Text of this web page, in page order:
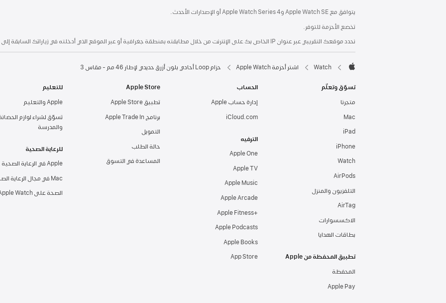
يتوافق مع Apple Watch SE وApple Watch Series 4 أو الإصدارات الأحدث.
تخضع الأحزمة للتوفر.
نحدد موقعك التقريبي عبر عنوان IP الخاص بك على الإنترنت من خلال مطابقته بمنطقة جغرافية أو عبر الموقع الذي أدخلته في زياراتك السابقة إلى Apple.
Watch اشتر أحزمة Apple Watch حزام Loop أحادي بلون أزرق حديدي لإطار 46 مم - مقاس 3
تسوّق وتعلّم
متجرنا
Mac‏
iPad‏
iPhone
Watch
AirPods
التلفزيون والمنزل
AirTag‏
الاكسسوارات
بطاقات الهدايا
تطبيق المحفظة من Apple
المحفظة
Apple Pay
الحساب
إدارة حساب Apple
الترفيه
Apple One
Apple TV‏
Apple Music
Apple Arcade
+Apple Fitness‏‏
Apple Podcasts
Apple Books‏
App Store
Apple Store
تطبيق Apple Store
برنامج Apple Trade In
التمويل
حالة الطلب
المساعدة في التسوق
للتعليم
Apple والتعليم
تسوّق لشراء لوازم
والمدرسة
للرعاية الصحية
Apple في الرعاية الصحية
Mac في مجال الرعاية الصحية
الصحة على Apple Watch‏